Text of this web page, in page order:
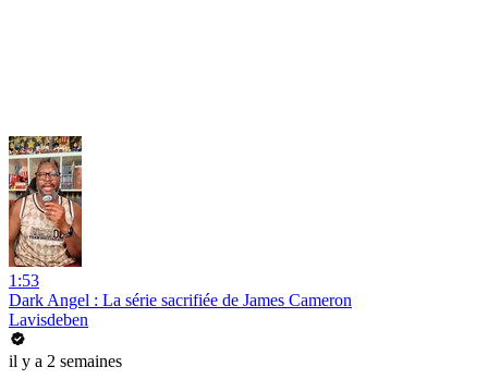
1:53
Dark Angel : La série sacrifiée de James Cameron
Lavisdeben
il y a 2 semaines